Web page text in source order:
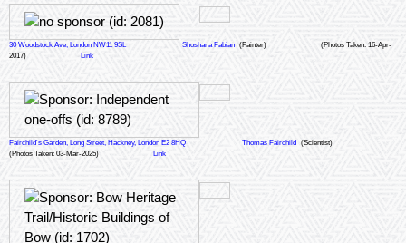
30 Woodstock Ave, London NW11 9SL Shoshana Fabian (Painter)
(Photos Taken: 16-Apr-
2017)
Link
Fairchild's Garden, Long Street, Hackney, London E2 8HQ Thomas Fairchild
(Scientist)
(Photos Taken: 03-Mar-2025)
Link